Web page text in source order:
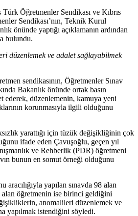
Öğretmenler Sendikası ve Kıbrıs
Sendikası’nın, Teknik Kurul
önünde yaptığı açıklamanın ardından
bulundu.
düzenlemek ve adalet sağlayabilmek
sendikasının, Öğretmenler Sınav
Bakanlık önünde ortak basın
ederek, düzenlemenin, kamuya yeni
korunmasıyla ilgili olduğunu
yarattığı için tüzük değişikliğinin çok
ifade eden Çavuşoğlu, geçen yıl
ve Rehberlik (PDR) öğretmeni
bunun en somut örneği olduğunu
yapılan sınavda 98 alan
alan öğretmenin ise birinci geldiğini
anomalileri düzenlemek ve
yapılmak istendiğini söyledi.